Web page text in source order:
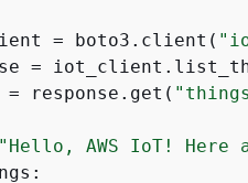
= boto3.client(
=
response.get(
"Hello, AWS IoT!